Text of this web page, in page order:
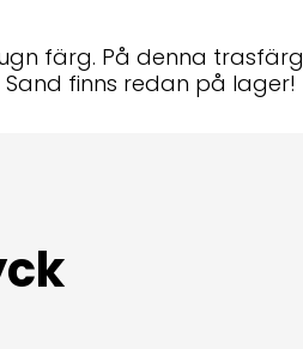
färg. På denna trasfärg
finns redan på lager!